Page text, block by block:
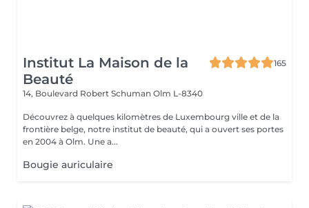
Institut La Maison de la
Beauté
165
14, Boulevard Robert Schuman Olm L-8340
Découvrez à quelques kilomètres de Luxembourg ville et de la
frontière belge, notre institut de beauté, qui a ouvert ses portes
en 2004 à Olm. Une a...
Bougie auriculaire